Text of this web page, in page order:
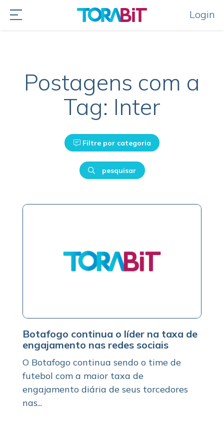
Login
Postagens com a
Tag: Inter
Filtre por categoria
pesquisar
Botafogo continua o líder na taxa de
engajamento nas redes sociais
O Botafogo continua sendo o time de
futebol com a maior taxa de
engajamento diária de seus torcedores
nas...